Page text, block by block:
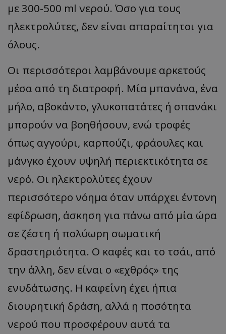
με 300-500 ml νερού. Όσο για τους
ηλεκτρολύτες, δεν είναι απαραίτητοι για
όλους.
Οι περισσότεροι λαμβάνουμε αρκετούς
μέσα από τη διατροφή. Μία μπανάνα, ένα
μήλο, αβοκάντο, γλυκοπατάτες ή σπανάκι
μπορούν να βοηθήσουν, ενώ τροφές
όπως αγγούρι, καρπούζι, φράουλες και
μάνγκο έχουν υψηλή περιεκτικότητα σε
νερό. Οι ηλεκτρολύτες έχουν
περισσότερο νόημα όταν υπάρχει έντονη
εφίδρωση, άσκηση για πάνω από μία ώρα
σε ζέστη ή πολύωρη σωματική
δραστηριότητα. Ο καφές και το τσάι, από
την άλλη, δεν είναι ο «εχθρός» της
ενυδάτωσης. Η καφεΐνη έχει ήπια
διουρητική δράση, αλλά η ποσότητα
νερού που προσφέρουν αυτά τα